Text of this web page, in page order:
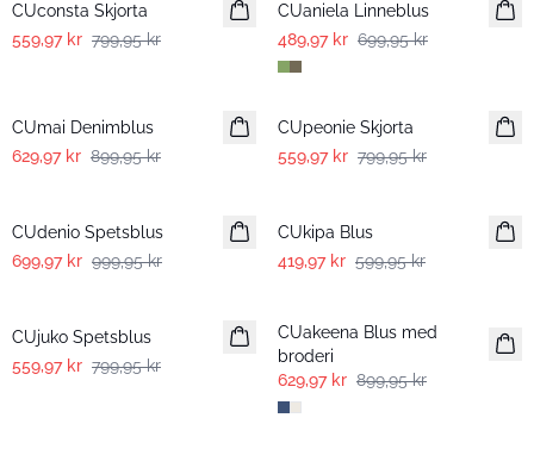
CUconsta Skjorta
559,97 kr 799,95 kr
CUaniela Linneblus
489,97 kr 699,95 kr
CUmai Denimblus
629,97 kr 899,95 kr
-30%
CUpeonie Skjorta
559,97 kr 799,95 kr
CUdenio Spetsblus
699,97 kr 999,95 kr
CUkipa Blus
419,97 kr 599,95 kr
CUjuko Spetsblus
559,97 kr 799,95 kr
CUakeena Blus med
broderi
629,97 kr 899,95 kr
-30%